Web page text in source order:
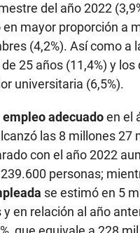
del año 2022
mayor proporción a
(4,2%). Así como a
25 años (11,4%) y los
universitaria (6,5%).
empleo adecuadoen el
las 8 millones 27
con el año 2022
personas;
se estimó en 5
en relación al año